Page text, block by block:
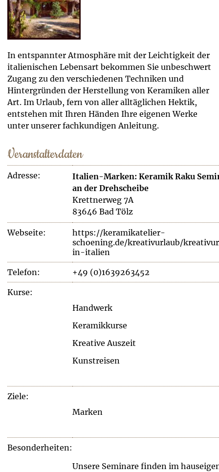
In entspannter Atmosphäre mit der Leichtigkeit der
italienischen Lebensart bekommen Sie unbeschwert
Zugang zu den verschiedenen Techniken und
Hintergründen der Herstellung von Keramiken aller
Art. Im Urlaub, fern von aller alltäglichen Hektik,
entstehen mit Ihren Händen Ihre eigenen Werke
unter unserer fachkundigen Anleitung.
Veranstalterdaten
Adresse:
Italien-Marken: Keramik Raku
an der Drehscheibe
Krettnerweg 7A
83646 Bad Tölz
Webseite:
https://keramikatelier-
schoening.de/kreativurlaub/
in-italien
Telefon: +49 (0)1639263452
Kurse:
Handwerk
Keramikkurse
Kreative Auszeit
Kunstreisen
Ziele:
Marken
Besonderheiten:
Unsere Seminare finden im